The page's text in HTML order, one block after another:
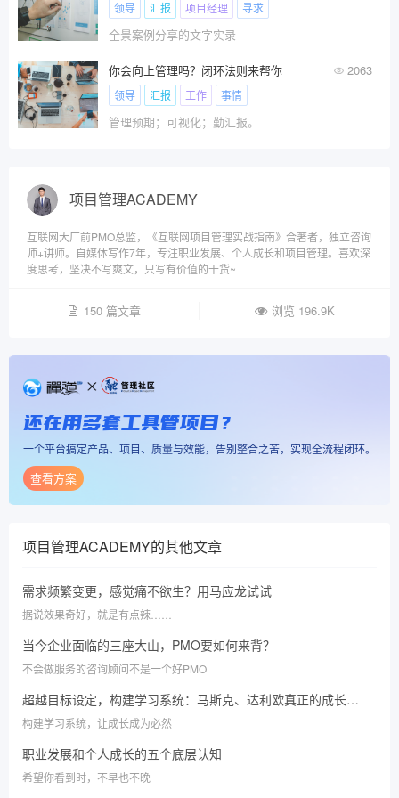
领导 汇报 项目经理 寻求
全景案例分享的文字实录
你会向上管理吗？闭环法则来帮你 2063
领导 汇报 工作 事情
管理预期；可视化；勤汇报。
项目管理ACADEMY
互联网大厂前PMO总监，《互联网项目管理实战指南》合著者，独立咨询
师+讲师。自媒体写作7年，专注职业发展、个人成长和项目管理。喜欢深
度思考，坚决不写爽文，只写有价值的干货~
150 篇文章 浏览 196.9K
还在用多套工具管项目？
一个平台搞定产品、项目、质量与效能，告别整合之苦，实现全流程闭环。
查看方案
项目管理ACADEMY的其他文章
需求频繁变更，感觉痛不欲生？用马应龙试试
据说效果奇好，就是有点辣……
当今企业面临的三座大山，PMO要如何来背？
不会做服务的咨询顾问不是一个好PMO
超越目标设定，构建学习系统：马斯克、达利欧真正的成长秘诀！
构建学习系统，让成长成为必然
职业发展和个人成长的五个底层认知
希望你看到时，不早也不晚